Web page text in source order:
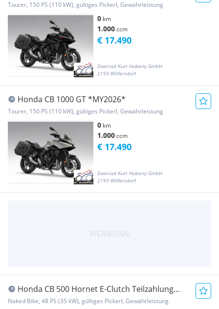
Tourer, 150 PS (110 kW), gültiges Pickerl, Gewährleistung
0 km
1.000ccm
Zweirad Kurt Hubeny GmbH
2193 Wilfersdorf
€ 17.490
Honda CB 1000 GT *MY2026*
Tourer, 150 PS (110 kW), gültiges Pickerl, Gewährleistung
0 km
1.000ccm
Zweirad Kurt Hubeny GmbH
2193 Wilfersdorf
€ 17.490
Honda CB 500 Hornet E-Clutch Teilzahlung
€69,-
Naked Bike, 48 PS (35 kW), gültiges Pickerl, Gewährleistung